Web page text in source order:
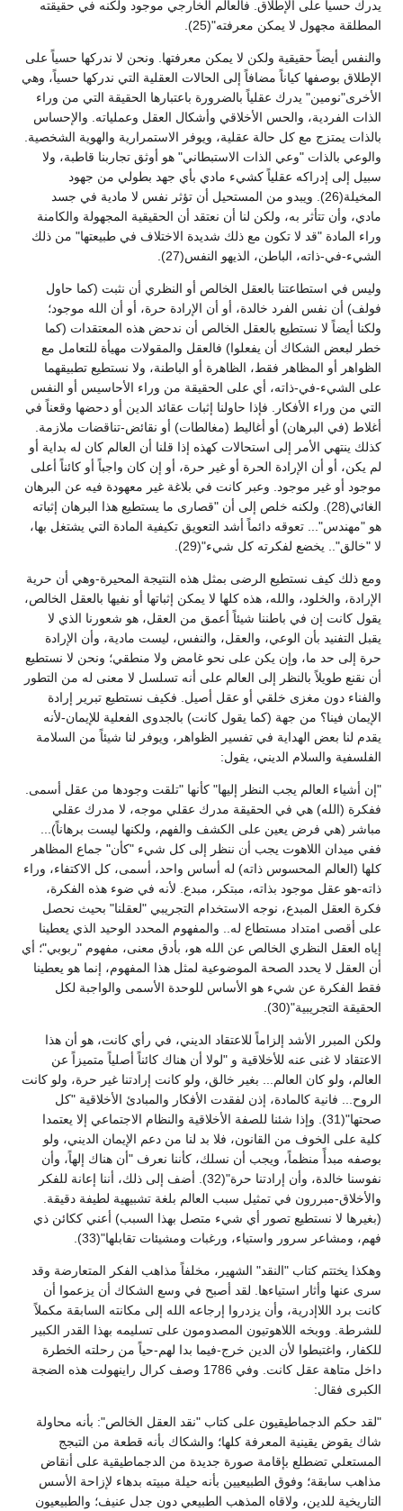
يدرك حسياً على الإطلاق. فالعالم الخارجي موجود ولكنه في حقيقته
المطلقة مجهول لا يمكن معرفته"(25).
والنفس أيضاً حقيقية ولكن لا يمكن معرفتها. ونحن لا ندركها حسياً على
الإطلاق بوصفها كياناً مضافاً إلى الحالات العقلية التي ندركها حسياً، وهي
الأخرى"نومين" يدرك عقلياً بالضرورة باعتبارها الحقيقة التي من وراء
الذات الفردية، والحس الأخلاقي وأشكال العقل وعملياته. والإحساس
بالذات يمتزج مع كل حالة عقلية، ويوفر الاستمرارية والهوية الشخصية.
والوعي بالذات "وعي الذات الاستبطاني" هو أوثق تجاربنا قاطبة، ولا
سبيل إلى إدراكه عقلياً كشيء مادي بأي جهد بطولي من جهود
المخيلة(26). ويبدو من المستحيل أن تؤثر نفس لا مادية في جسد
مادي، وأن تتأثر به، ولكن لنا أن نعتقد أن الحقيقية المجهولة والكامنة
وراء المادة "قد لا تكون مع ذلك شديدة الاختلاف في طبيعتها" من ذلك
الشيء-في-ذاته، الباطن، الذيهو النفس(27).
وليس في استطاعتنا بالعقل الخالص أو النظري أن نثبت (كما حاول
فولف) أن نفس الفرد خالدة، أو أن الإرادة حرة، أو أن الله موجود؛
ولكنا أيضاً لا نستطيع بالعقل الخالص أن ندحض هذه المعتقدات (كما
خطر لبعض الشكاك أن يفعلوا) فالعقل والمقولات مهيأة للتعامل مع
الظواهر أو المظاهر فقط، الظاهرة أو الباطنة، ولا نستطيع تطبيقهما
على الشيء-في-ذاته، أي على الحقيقة من وراء الأحاسيس أو النفس
التي من وراء الأفكار. فإذا حاولنا إثبات عقائد الدين أو دحضها وقعناً في
أغلاط (في البرهان) أو أغاليط (مغالطات) أو نقائض-تناقضات ملازمة.
كذلك ينتهي الأمر إلى استحالات كهذه إذا قلنا أن العالم كان له بداية أو
لم يكن، أو أن الإرادة الحرة أو غير حرة، أو إن كان واجباً أو كائناً أعلى
موجود أو غير موجود. وعبر كانت في بلاغة غير معهودة فيه عن البرهان
الغائي(28). ولكنه خلص إلى أن "قصارى ما يستطيع هذا البرهان إثباته
هو "مهندس"... تعوقه دائماً أشد التعويق تكيفية المادة التي يشتغل بها،
لا "خالق".. يخضع لفكرته كل شيء"(29).
ومع ذلك كيف نستطيع الرضى بمثل هذه النتيجة المحيرة-وهي أن حرية
الإرادة، والخلود، والله، هذه كلها لا يمكن إثباتها أو نفيها بالعقل الخالص،
يقول كانت إن في باطننا شيئاً أعمق من العقل، هو شعورنا الذي لا
يقبل التفنيد بأن الوعي، والعقل، والنفس، ليست مادية، وأن الإرادة
حرة إلى حد ما، وإن يكن على نحو غامض ولا منطقي؛ ونحن لا نستطيع
أن نقنع طويلاً بالنظر إلى العالم على أنه تسلسل لا معنى له من التطور
والفناء دون مغزى خلقي أو عقل أصيل. فكيف نستطيع تبرير إرادة
الإيمان فينا؟ من جهة (كما يقول كانت) بالجدوى الفعلية للإيمان-لأنه
يقدم لنا بعض الهداية في تفسير الظواهر، ويوفر لنا شيئاً من السلامة
الفلسفية والسلام الديني، يقول:
"إن أشياء العالم يجب النظر إليها" كأنها "تلقت وجودها من عقل أسمى.
ففكرة (الله) هي في الحقيقة مدرك عقلي موجه، لا مدرك عقلي
مباشر (هي فرض يعين على الكشف والفهم، ولكنها ليست برهاناً)...
ففي ميدان اللاهوت يجب أن ننظر إلى كل شيء "كأن" جماع المظاهر
كلها (العالم المحسوس ذاته) له أساس واحد، أسمى، كل الاكتفاء، وراء
ذاته-هو عقل موجود بذاته، مبتكر، مبدع. لأنه في ضوء هذه الفكرة،
فكرة العقل المبدع، نوجه الاستخدام التجريبي "لعقلنا" بحيث نحصل
على أقصى امتداد مستطاع له.. والمفهوم المحدد الوحيد الذي يعطينا
إياه العقل النظري الخالص عن الله هو، بأدق معنى، مفهوم "ربوبي"؛ أي
أن العقل لا يحدد الصحة الموضوعية لمثل هذا المفهوم، إنما هو يعطينا
فقط الفكرة عن شيء هو الأساس للوحدة الأسمى والواجبة لكل
الحقيقة التجريبية"(30).
ولكن المبرر الأشد إلزاماً للاعتقاد الديني، في رأي كانت، هو أن هذا
الاعتقاد لا غنى عنه للأخلاقية و "لولا أن هناك كائناً أصلياً متميزاً عن
العالم، ولو كان العالم... بغير خالق، ولو كانت إرادتنا غير حرة، ولو كانت
الروح... فانية كالمادة، إذن لفقدت الأفكار والمبادئ الأخلاقية "كل
صحتها"(31). وإذا شئنا للصفة الأخلاقية والنظام الاجتماعي إلا يعتمدا
كلية على الخوف من القانون، فلا بد لنا من دعم الإيمان الديني، ولو
بوصفه مبدأً منظماً، ويجب أن نسلك، كأننا نعرف "أن هناك إلهاً، وأن
نفوسنا خالدة، وأن إرادتنا حرة"(32). أضف إلى ذلك، أننا إعانة للفكر
والأخلاق-مبررون في تمثيل سبب العالم بلغة تشبيهية لطيفة دقيقة.
(بغيرها لا نستطيع تصور أي شيء متصل بهذا السبب) أعني ككائن ذي
فهم، ومشاعر سرور واستياء، ورغبات ومشيئات تقابلها"(33).
وهكذا يختتم كتاب "النقد" الشهير، مخلفاً مذاهب الفكر المتعارضة وقد
سرى عنها وأثار استياءها. لقد أصبح في وسع الشكاك أن يزعموا أن
كانت برد اللاإدرية، وأن يزدروا إرجاعه الله إلى مكانته السابقة مكملاً
للشرطة. ووبخه اللاهوتيون المصدومون على تسليمه بهذا القدر الكبير
للكفار، واغتبطوا لأن الدين خرج-فيما بدا لهم-حياً من رحلته الخطرة
داخل متاهة عقل كانت. وفي 1786 وصف كرال راينهولت هذه الضجة
الكبرى فقال:
"لقد حكم الدجماطيقيون على كتاب "نقد العقل الخالص": بأنه محاولة
شاك يقوض يقينية المعرفة كلها؛ والشكاك بأنه قطعة من التبجج
المستعلي تضطلع بإقامة صورة جديدة من الدجماطيقية على أنقاض
مذاهب سابقة؛ وفوق الطبيعيين بأنه حيلة مبيته بدهاء لإزاحة الأسس
التاريخية للدين، ولاقاه المذهب الطبيعي دون جدل عنيف؛ والطبيعيون